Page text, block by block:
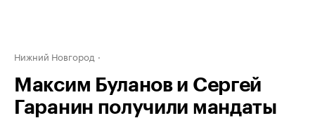
Нижний Новгород
Максим Буланов и Сергей
Гаранин получили мандаты